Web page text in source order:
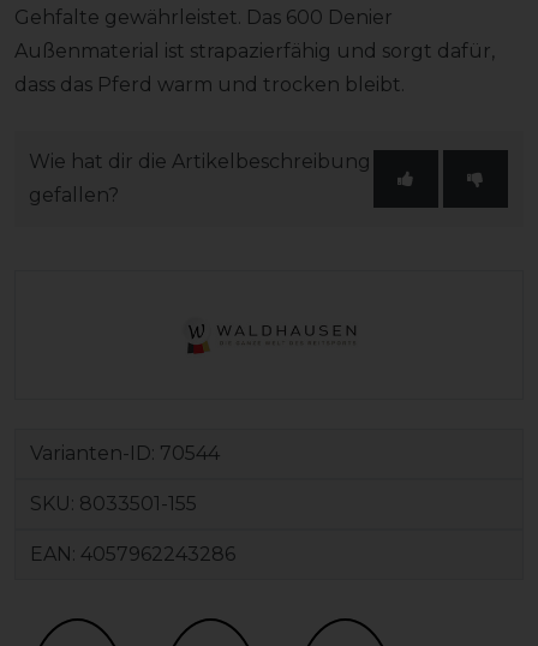
Gehfalte gewährleistet. Das 600 Denier
Außenmaterial ist strapazierfähig und sorgt dafür,
dass das Pferd warm und trocken bleibt.
Wie hat dir die Artikelbeschreibung
gefallen?
Varianten-ID: 70544
SKU: 8033501-155
EAN: 4057962243286